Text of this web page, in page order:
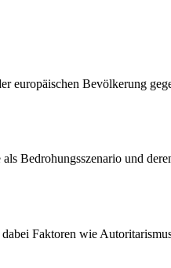
europäischen Bevölkerung
Bedrohungsszenario und
Faktoren wie